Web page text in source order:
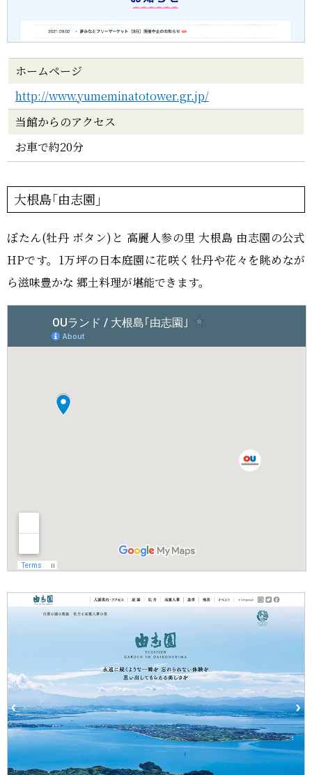
ホームページ
http://www.yumeminatotower.gr.jp/
当館からのアクセス
お車で約20分
大根島｢由志園｣
ぼたん(牡丹 ボタン)と 高麗人参の里 大根島 由志園の公式
HPです。1万坪の日本庭園に花咲く牡丹や花々を眺めなが
ら滋味豊かな 郷土料理が堪能できます。